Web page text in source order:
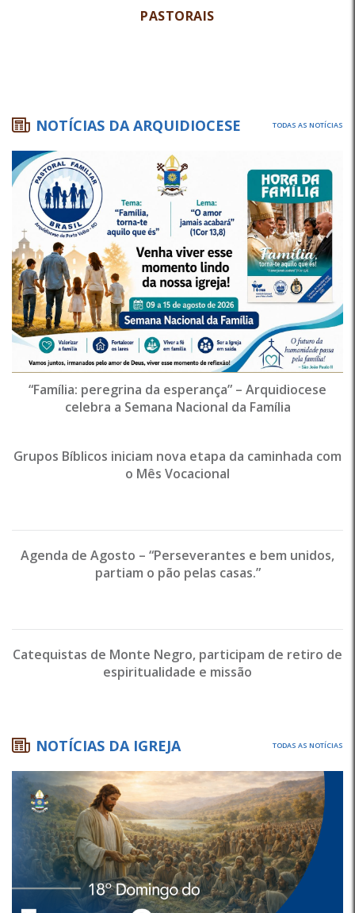
PASTORAIS
NOTÍCIAS DA ARQUIDIOCESE TODAS AS NOTÍCIAS
“Família: peregrina da esperança” – Arquidiocese
celebra a Semana Nacional da Família
Grupos Bíblicos iniciam nova etapa da caminhada com
o Mês Vocacional
Agenda de Agosto – “Perseverantes e bem unidos,
partiam o pão pelas casas.”
Catequistas de Monte Negro, participam de retiro de
espiritualidade e missão
NOTÍCIAS DA IGREJA TODAS AS NOTÍCIAS